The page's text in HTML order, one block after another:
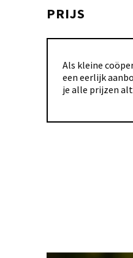
PRIJS
Als kleine
een eerlijk
je alle prijzen